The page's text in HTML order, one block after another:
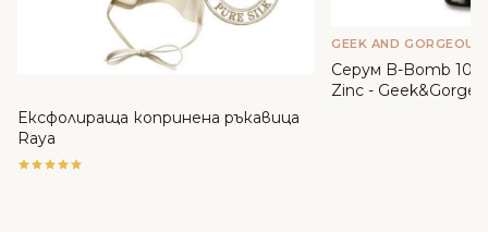
Ексфолираща копринена ръкавица
Raya
GEEK AND GORGEOUS
Серум B-Bomb
Zinc -